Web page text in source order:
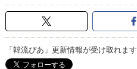
「韓流ぴあ」更新情報が受け取れます